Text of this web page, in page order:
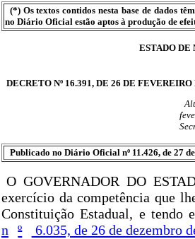
(*) Os textos contidos nesta base de dados
no Diário Oficial estão aptos à produção de
ESTADO DE
DECRETO Nº 16.391, DE 26 DE FEVEREIRO
Publicado no Diário Oficial nº 11.426, de 27
O GOVERNADOR DO
exercício da competência que
Constituição Estadual, e
n
º 6.035, de 26 de dezembro